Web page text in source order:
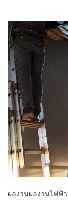
ผลงานผลงานไฟฟ้า